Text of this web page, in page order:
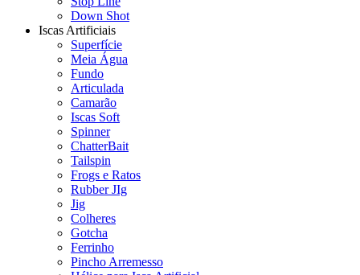
Down Shot
Iscas Artificiais
Superfície
Meia Água
Fundo
Articulada
Camarão
Iscas Soft
Spinner
ChatterBait
Tailspin
Frogs e Ratos
Rubber JIg
Jig
Colheres
Gotcha
Ferrinho
Pincho Arremesso